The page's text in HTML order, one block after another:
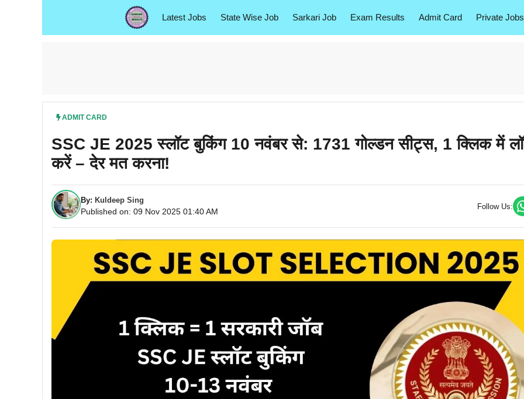
Latest Jobs State Wise Job Sarkari Job Exam Results Admit Card Private Jobs
ADMIT CARD
SSC JE 2025 स्लॉट बुकिंग 10 नवंबर से: 1731 गोल्डन सीट्स, 1 क्लिक में
करें – देर मत करना!
By: Kuldeep Sing
Published on: 09 Nov 2025 01:40 AM
Follow Us: